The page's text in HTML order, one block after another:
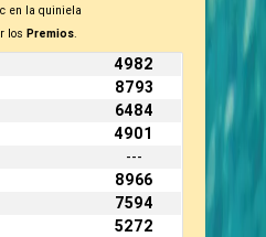
en la quiniela
los Premios.
4982
8793
6484
4901
---
8966
7594
5272